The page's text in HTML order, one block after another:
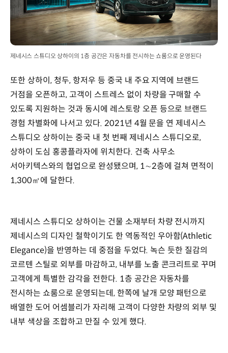
제네시스 스튜디오 상하이의 1층 공간은 자동차를 전시하는 쇼룸으로 운영된다
또한 상하이, 청두, 항저우 등 중국 내 주요 지역에 브랜드
거점을 오픈하고, 고객이 스트레스 없이 차량을 구매할 수
있도록 지원하는 것과 동시에 레스토랑 오픈 등으로 브랜드
경험 차별화에 나서고 있다. 2021년 4월 문을 연 제네시스
스튜디오 상하이는 중국 내 첫 번째 제네시스 스튜디오로,
상하이 도심 홍콩플라자에 위치한다. 건축 사무소
서아키텍스와의 협업으로 완성됐으며, 1∼2층에 걸쳐 면적이
1,300㎡에 달한다.
제네시스 스튜디오 상하이는 건물 소재부터 차량 전시까지
제네시스의 디자인 철학이기도 한 역동적인 우아함(Athletic
Elegance)을 반영하는 데 중점을 두었다. 녹슨 듯한 질감의
코르텐 스틸로 외부를 마감하고, 내부를 노출 콘크리트로 꾸며
고객에게 특별한 감각을 전한다. 1층 공간은 자동차를
전시하는 쇼룸으로 운영되는데, 한쪽에 날개 모양 패턴으로
배열한 도어 어셈블리가 자리해 고객이 다양한 차량의 외부 및
내부 색상을 조합하고 만질 수 있게 했다.